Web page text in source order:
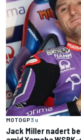
MOTOGP3 u
Jack Miller nadert